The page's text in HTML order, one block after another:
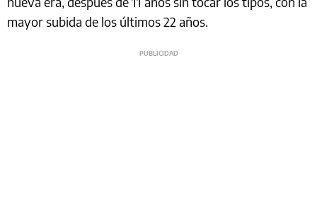
mayor subida de los últimos 22 años.